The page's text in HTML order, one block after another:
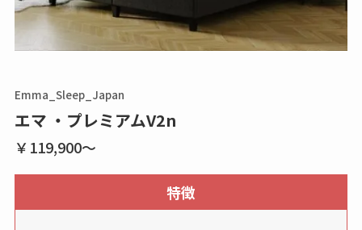
Emma_Sleep_Japan
エマ ・プレミアムV2n
￥119,900〜
特徴